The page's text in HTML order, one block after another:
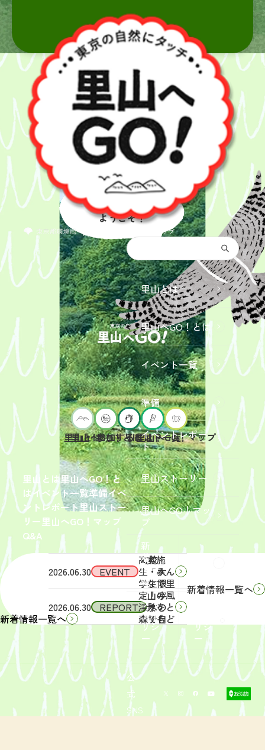
都庁総合トップ
里山とは里山へGO！と
はイベント一覧準備イベ
ントレポート里山ストー
リー里山へGO！マップ
Q&A
里山とは
里山へGO！とは
イベント一覧
準備
イベントレポー
ト
里山ストーリー
里山へGO！マッ
プ
新
着
情
報
サイ
トポ
リシ
ー
リシ
ー
公
式
SNS
里山へ
ようこそ！
里山とは
里山へGO！とは
参加するには？
イベント一覧
里山へGO！マップ
新着情報一覧へ
2026.06.30 EVENT
2026年9
月19日
（土）
開催
「【東
京ポイ
ント対
象】中
学生・
高校
生・大
学生限
定！宇
津木の
森で自
然体
験！」
募集を
開始し
まし
2026.06.30 REPORT
2026年
6月13
（土）
実施
「みん
なで里
山の風
景をと
りもど
そ
う！」
活動レ
ポート
を掲載
しまし
た。
新着情報一覧へ